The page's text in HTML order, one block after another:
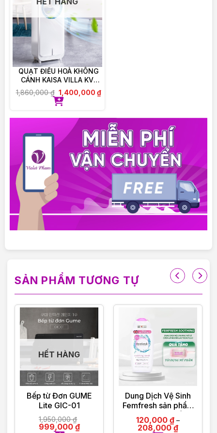
Có thể được uống cùng các loại Optibac khác
song song.
Đối với người không thể nuốt viên men vi sinh thì
có thể bóc vỏ ra, đổ bột bên trong con nhộng ra
hòa vào nước nguội hoặc đồ ăn nguội.
Bảo quản
BẢO QUẢN NGĂN MÁT TỦ LẠNH KHI ĐÃ MỞ
———————————–
VIOLET PHAM CAM KẾT:
– 100% Chính hãng, được ủy quyền phân phối trực
tiếp.
– Cam kết đổi trả, hoàn tiền nếu giao sai, nhầm,
thiếu sản phẩm
– Hỗ trợ tư vấn giải đáp thắc mắc 24/24
———————————
VIOLET PHAM – CHẤT LƯỢNG ĐI CÙNG TÂM
QUẠT ĐIỀU HOÀ KHÔNG
CÁNH KAISA VILLA KV-
QKC6622
1,860,000₫ 1,400,000 ₫
SẢN PHẨM TƯƠNG TỰ
HẾT HÀNG
Bếp từ Đơn GUME
Lite GIC-01
1,950,000₫
999,000₫
Dung Dịch Vệ Sinh
Femfresh sản phẩm
tới từ Anh Quốc
120,000 ₫ –
208,000₫